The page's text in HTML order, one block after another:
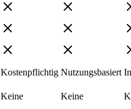
Kostenpflichtig Nutzungsbasiert
Keine Keine